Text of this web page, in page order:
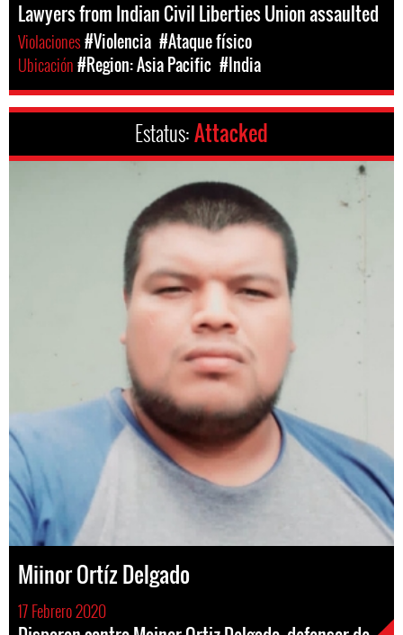
Lawyers from Indian Civil Liberties Union assaulted
Violaciones#Violencia #Ataque físico
Ubicación#Region: Asia Pacific #India
Estatus:Attacked
Miinor Ortíz Delgado
17 Febrero 2020